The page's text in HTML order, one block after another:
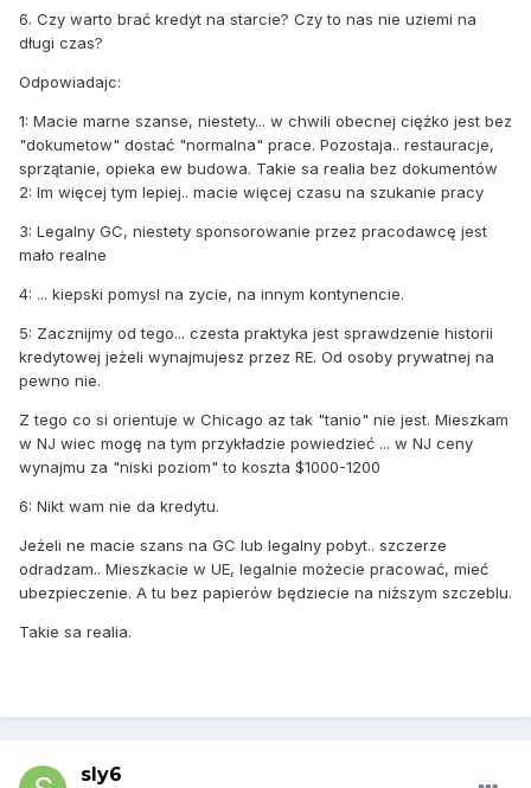
6. Czy warto brać kredyt na starcie? Czy to nas nie uziemi na
długi czas?
Odpowiadajc:
1: Macie marne szanse, niestety... w chwili obecnej ciężko jest bez
"dokumetow" dostać "normalna" prace. Pozostaja.. restauracje,
sprzątanie, opieka ew budowa. Takie sa realia bez dokumentów
2: Im więcej tym lepiej.. macie więcej czasu na szukanie pracy
3: Legalny GC, niestety sponsorowanie przez pracodawcę jest
mało realne
4: ... kiepski pomysl na zycie, na innym kontynencie.
5: Zacznijmy od tego... czesta praktyka jest sprawdzenie historii
kredytowej jeżeli wynajmujesz przez RE. Od osoby prywatnej na
pewno nie.
Z tego co si orientuje w Chicago az tak "tanio" nie jest. Mieszkam
w NJ wiec mogę na tym przykładzie powiedzieć ... w NJ ceny
wynajmu za "niski poziom" to koszta $1000-1200
6: Nikt wam nie da kredytu.
Jeżeli ne macie szans na GC lub legalny pobyt.. szczerze
odradzam.. Mieszkacie w UE, legalnie możecie pracować, mieć
ubezpieczenie. A tu bez papierów będziecie na niższym szczeblu.
Takie sa realia.
sly6